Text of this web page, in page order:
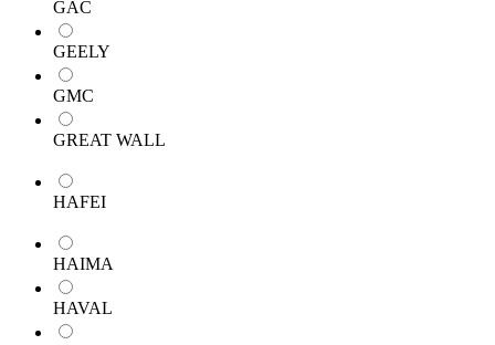
GAC
GEELY
GMC
GREAT WALL
HAFEI
HAIMA
HAVAL